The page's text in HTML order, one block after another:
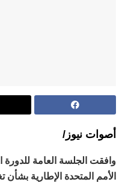
أصوات نيوز/